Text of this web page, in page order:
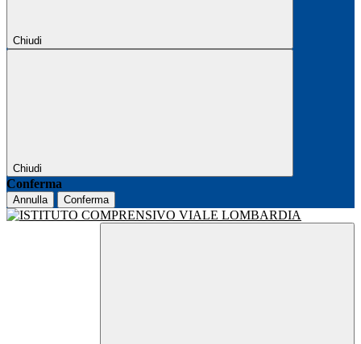
Chiudi
Chiudi
Conferma
Annulla Conferma